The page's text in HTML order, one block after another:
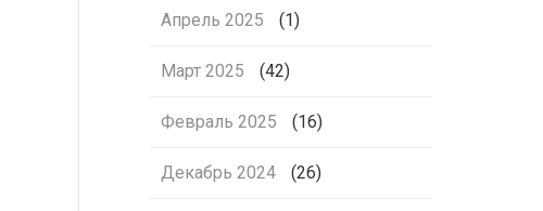
Апрель 2025 (1)
Март 2025 (42)
Февраль 2025 (16)
Декабрь 2024 (26)